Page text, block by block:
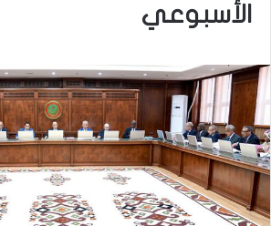
الأسبوعي